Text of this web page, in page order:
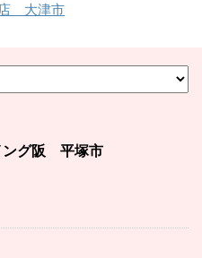
店 大津市
ング阪 平塚市